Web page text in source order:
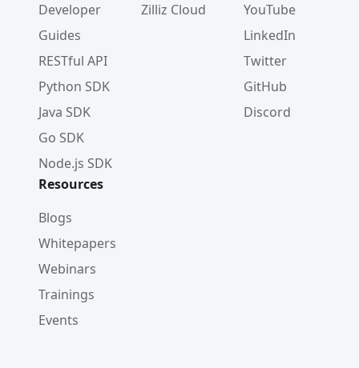
Developer
Guides
RESTful API
Python SDK
Java SDK
Go SDK
Node.js SDK
Zilliz Cloud
YouTube
LinkedIn
Twitter
GitHub
Discord
Resources
Blogs
Whitepapers
Webinars
Trainings
Events